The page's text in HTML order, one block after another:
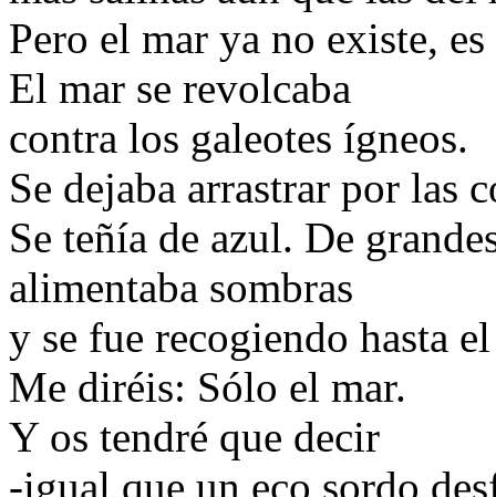
Pero el mar ya no existe,
El mar se revolcaba
contra los galeotes ígneos.
Se dejaba arrastrar por las
Se teñía de azul. De
alimentaba sombras
y se fue recogiendo hasta
Me diréis: Sólo el mar.
Y os tendré que decir
-igual que un eco sordo